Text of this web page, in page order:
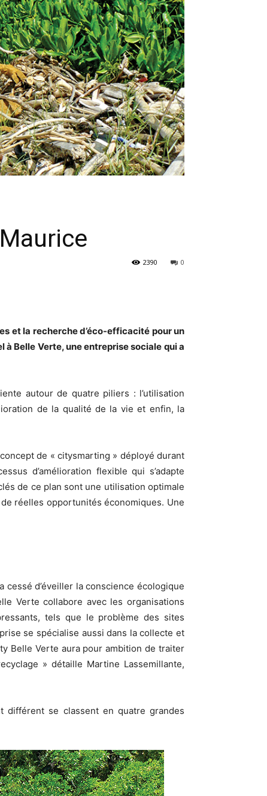
0
2390
et la recherche d’éco-efficacité pour un
Belle Verte, une entreprise sociale qui a
autour de quatre piliers : l’utilisation
de la qualité de la vie et enfin, la
de « citysmarting » déployé durant
d’amélioration flexible qui s’adapte
de ce plan sont une utilisation optimale
réelles opportunités économiques. Une
cessé d’éveiller la conscience écologique
Verte collabore avec les organisations
tels que le problème des sites
se spécialise aussi dans la collecte et
Belle Verte aura pour ambition de traiter
» détaille Martine Lassemillante,
différent se classent en quatre grandes